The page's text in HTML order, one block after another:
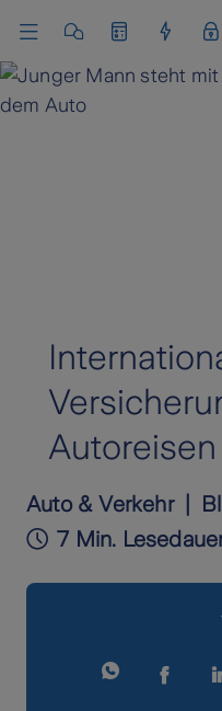
Autoreisen
Auto & Verkehr
7 Min.